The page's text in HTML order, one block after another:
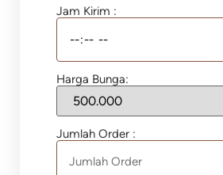
Jam Kirim :
Harga Bunga:
Jumlah Order :